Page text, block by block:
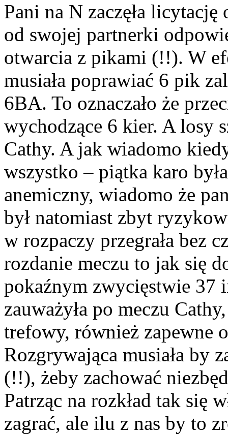
Pani na N zaczęła
od swojej partnerki
otwarcia z pikami (!!). W
musiała poprawiać 6 pik
6BA. To oznaczało że
wychodzące 6 kier. A losy
Cathy. A jak wiadomo
wszystko – piątka karo
anemiczny, wiadomo że
był natomiast zbyt
w rozpaczy przegrała bez
rozdanie meczu to jak się
pokaźnym zwycięstwie 37
zauważyła po meczu
trefowy, również zapewne
Rozgrywająca musiała by
(!!), żeby zachować
Patrząc na rozkład tak się
zagrać, ale ilu z nas by to